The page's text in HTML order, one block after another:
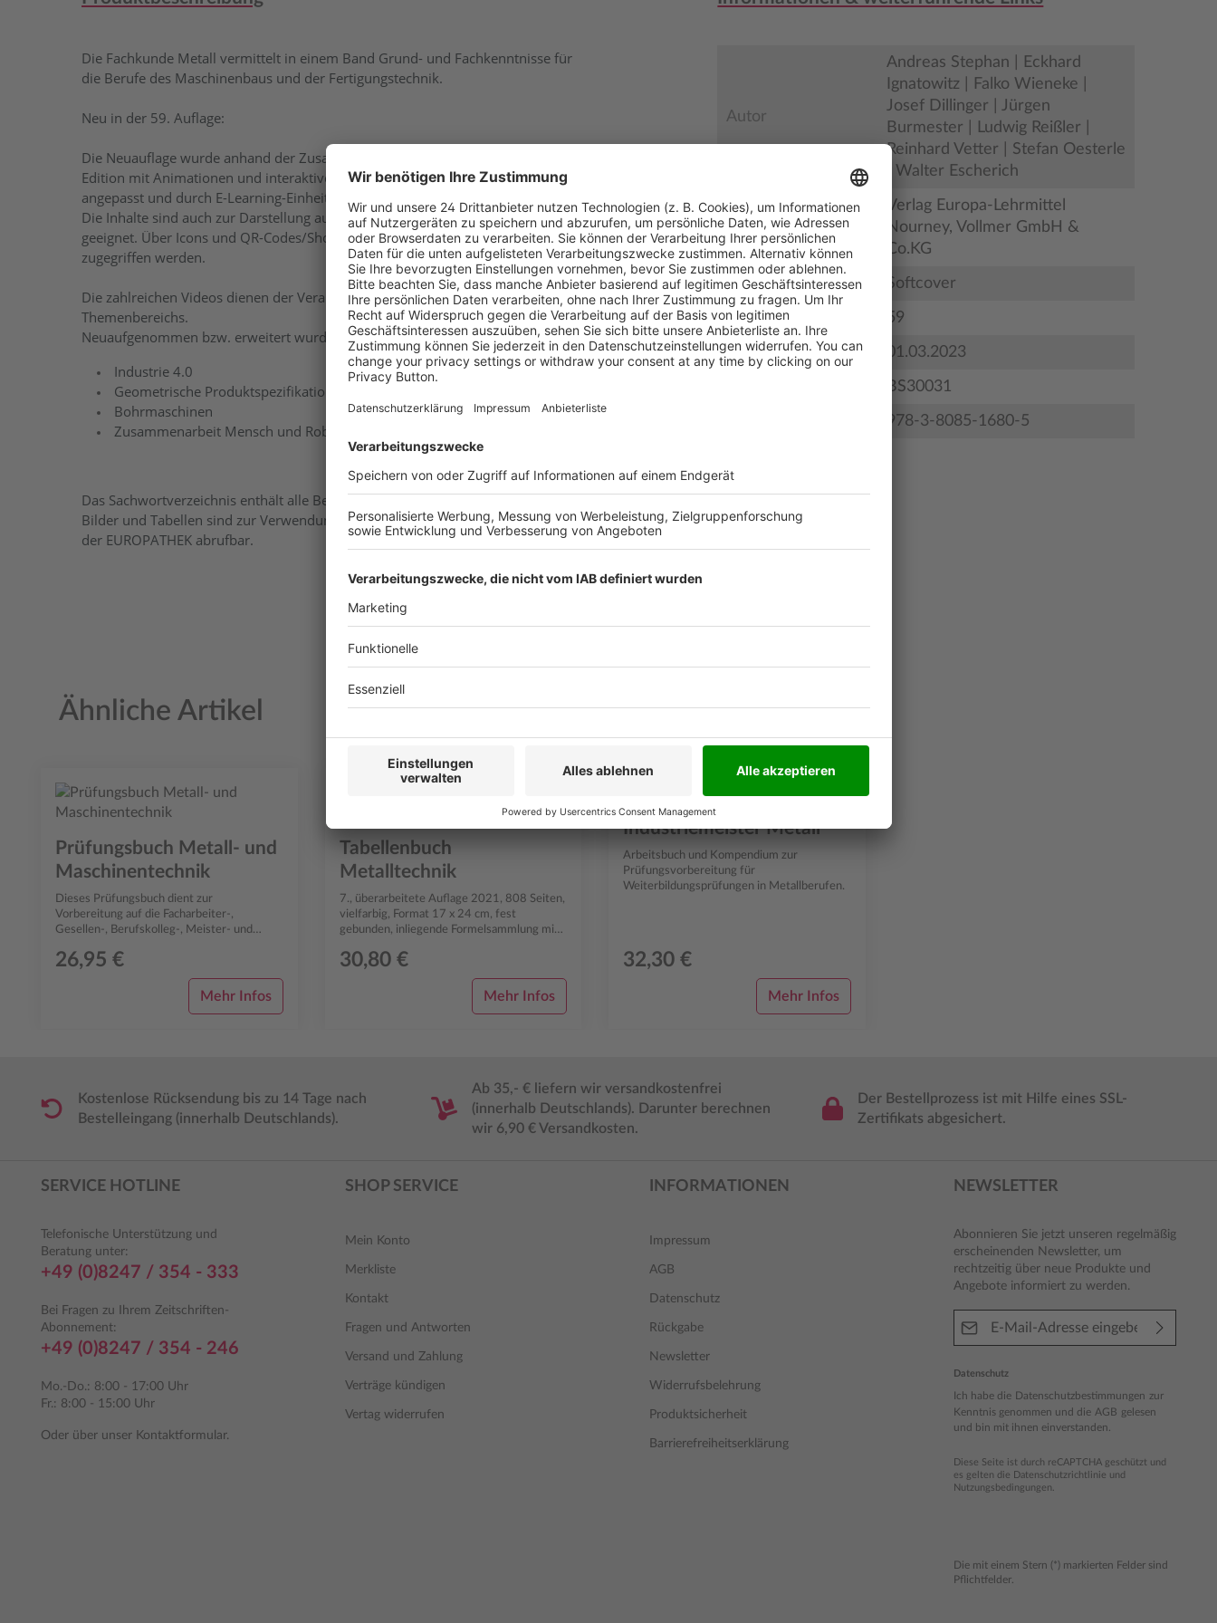
Die Fachkunde Metall vermittelt in einem Band Grund- und Fachkenntnisse für
die Berufe des Maschinenbaus und der Fertigungstechnik.
Neu in der 59. Auflage:
Die Neuauflage wurde anhand der Zusatzmaterialien unserer digitalen Premium-
Edition mit Animationen und interaktiven Simulationen dem Stand der Technik
angepasst und durch E-Learning-Einheiten ergänzt.
Die Inhalte sind auch zur Darstellung auf kleinen Displays (Smartphone, Tablet)
geeignet. Über Icons und QR-Codes/Shortlinks kann auf die Zusatzmaterialien
zugegriffen werden.
Die zahlreichen Videos dienen der Veranschaulichung und Vertiefung des
Themenbereichs.
Neuaufgenommen bzw. erweitert wurden die Themen
Industrie 4.0
Geometrische Produktspezifikation (ISO-GPS)
Bohrmaschinen
Zusammenarbeit Mensch und Roboter (Cobot)
Das Sachwortverzeichnis enthält alle Begriffe auch in Englisch.
Bilder und Tabellen sind zur Verwendung am Whiteboard geeignet und sind in
der EUROPATHEK abrufbar.
Autor
Andreas Stephan | Eckhard
Ignatowitz | Falko Wieneke |
Josef Dillinger | Jürgen
Burmester | Ludwig Reißler |
Reinhard Vetter | Stefan Oesterle
| Walter Escherich
Verlag
Verlag Europa-Lehrmittel
Nourney, Vollmer GmbH &
Co.KG
Medientyp Softcover
Auflage 59
Erscheinungstermin 01.03.2023
BS30031
978-3-8085-1680-5
Ähnliche Artikel
Prüfungsbuch Metall- und
Maschinentechnik
Dieses Prüfungsbuch dient zur
Vorbereitung auf die Facharbeiter-,
Gesellen-, Berufskolleg-, Meister- und
Handwerk sowie die A...
26,95 €
Mehr Infos
Tabellenbuch
Metalltechnik
7., überarbeitete Auflage 2021, 808 Seiten,
vielfarbig, Format 17 x 24 cm, fest
gebunden, inliegende Formelsammlung mit
30,80 €
Mehr Infos
Industriemeister Metall
Arbeitsbuch und Kompendium zur
Prüfungsvorbereitung für
Weiterbildungsprüfungen in Metallberufen.
32,30 €
Mehr Infos
Kostenlose Rücksendung bis zu 14 Tage nach
Bestelleingang (innerhalb Deutschlands).
Ab 35,- € liefern wir versandkostenfrei
(innerhalb Deutschlands). Darunter berechnen
wir 6,90 € Versandkosten.
Der Bestellprozess ist mit Hilfe eines SSL-
Zertifikats abgesichert.
SERVICE HOTLINE
Telefonische Unterstützung und
Beratung unter:
+49 (0)8247 / 354 - 333
Bei Fragen zu Ihrem Zeitschriften-
Abonnement:
+49 (0)8247 / 354 - 246
Mo.-Do.: 8:00 - 17:00 Uhr
Fr.: 8:00 - 15:00 Uhr
Oder über unser Kontaktformular.
SHOP SERVICE
Mein Konto
Merkliste
Kontakt
Fragen und Antworten
Versand und Zahlung
Verträge kündigen
Vertag widerrufen
INFORMATIONEN
Impressum
AGB
Datenschutz
Rückgabe
Newsletter
Widerrufsbelehrung
Produktsicherheit
Barrierefreiheitserklärung
NEWSLETTER
Abonnieren Sie jetzt unseren regelmäßig
erscheinenden Newsletter, um
rechtzeitig über neue Produkte und
Angebote informiert zu werden.
Datenschutz
Ich habe die Datenschutzbestimmungen zur
Kenntnis genommen und die AGB gelesen
und bin mit ihnen einverstanden.
Diese Seite ist durch reCAPTCHA geschützt und
es gelten die Datenschutzrichtlinie und
Nutzungsbedingungen
Die mit einem Stern (*) markierten Felder sind
Pflichtfelder.